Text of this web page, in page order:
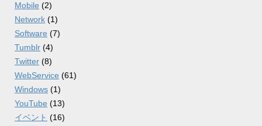
Mobile (2)
Network (1)
Software (7)
Tumblr (4)
Twitter (8)
WebService (61)
Windows (1)
YouTube (13)
イベント (16)